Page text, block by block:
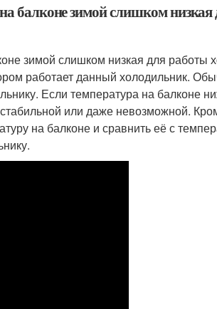
балконе зимой слишком
зимой слишком низкая для работы
работает данный холодильник.
Если температура на балконе
или даже невозможной.
на балконе и сравнить её с